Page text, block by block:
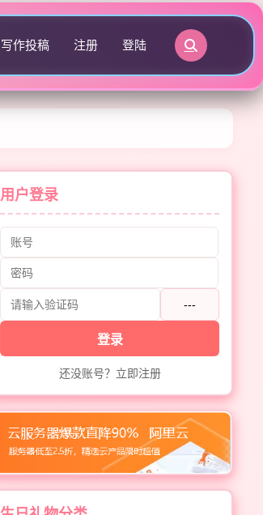
写作投稿 注册 登陆
用户登录
---
登录
还没账号？立即注册